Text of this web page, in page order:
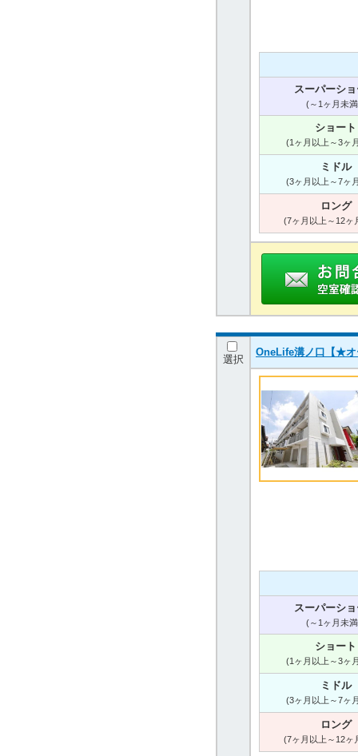
スーパーシ
(～1ヶ月未
ショート
(1ヶ月以上～3ヶ
ミドル
(3ヶ月以上～7ヶ
ロング
(7ヶ月以上～12ヶ
選択
OneLife溝ノ口【★オ
スーパーシ
(～1ヶ月未
ショート
(1ヶ月以上～3ヶ
ミドル
(3ヶ月以上～7ヶ
ロング
(7ヶ月以上～12ヶ